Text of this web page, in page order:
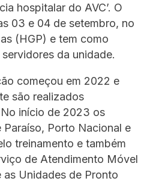
hospitalar do AVC’. O
03 e 04 de setembro, no
(HGP) e tem como
da unidade.
começou em 2022 e
são realizados
início de 2023 os
Paraíso, Porto Nacional e
treinamento e também
de Atendimento Móvel
Unidades de Pronto